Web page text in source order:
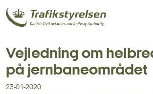
Vejledning om
på jernbaneområdet
23-01-2020